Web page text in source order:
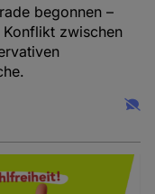
begonnen –
zwischen